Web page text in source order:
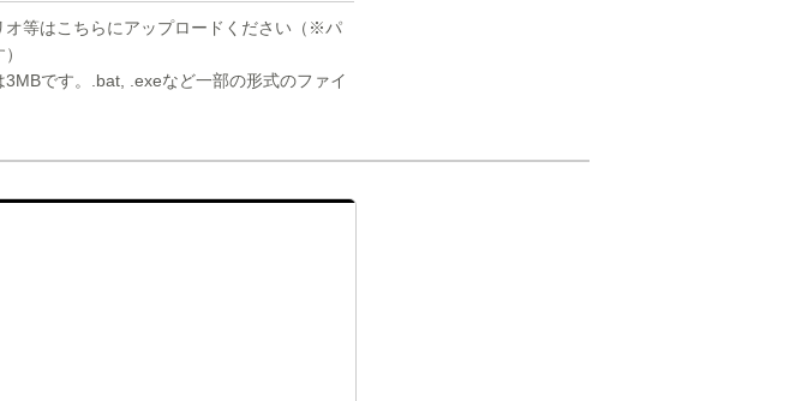
オ等はこちらにアップロードください（※パ
です。.bat, .exeなど一部の形式のファイ